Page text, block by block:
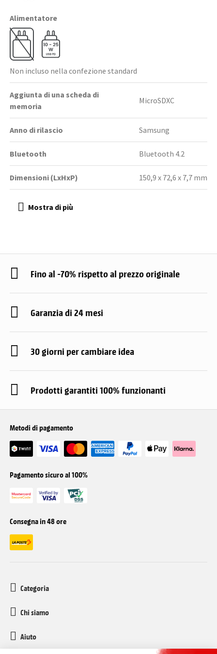
Alimentatore
Non incluso nella confezione standard
Aggiunta di una scheda di
memoria
MicroSDXC
Anno di rilascio Samsung
Bluetooth Bluetooth 4.2
Dimensioni (LxHxP) 150,9 x 72,6 x 7,7 mm
Fino al -70% rispetto al prezzo originale
Garanzia di 24 mesi
30 giorni per cambiare idea
Prodotti garantiti 100% funzionanti
Metodi di pagamento
Pagamento sicuro al 100%
Consegna in 48 ore
Categoria
Chi siamo
Aiuto